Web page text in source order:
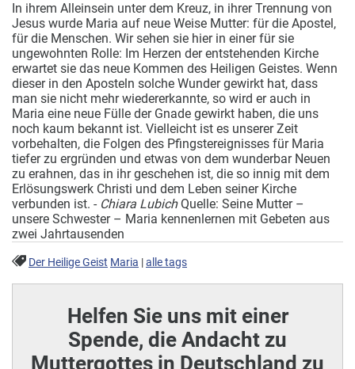
In ihrem Alleinsein unter dem Kreuz, in ihrer Trennung von
Jesus wurde Maria auf neue Weise Mutter: für die Apostel,
für die Menschen. Wir sehen sie hier in einer für sie
ungewohnten Rolle: Im Herzen der entstehenden Kirche
erwartet sie das neue Kommen des Heiligen Geistes. Wenn
dieser in den Aposteln solche Wunder gewirkt hat, dass
man sie nicht mehr wiedererkannte, so wird er auch in
Maria eine neue Fülle der Gnade gewirkt haben, die uns
noch kaum bekannt ist. Vielleicht ist es unserer Zeit
vorbehalten, die Folgen des Pfingstereignisses für Maria
tiefer zu ergründen und etwas von dem wunderbar Neuen
zu erahnen, das in ihr geschehen ist, die so innig mit dem
Erlösungswerk Christi und dem Leben seiner Kirche
verbunden ist. - Chiara LubichQuelle: Seine Mutter –
unsere Schwester – Maria kennenlernen mit Gebeten aus
zwei Jahrtausenden
Der Heilige Geist Maria |alle tags
Helfen Sie uns mit einer
Spende, die Andacht zu
Muttergottes in Deutschland zu